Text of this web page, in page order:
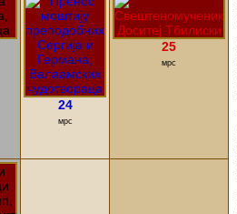
24
мрс
25
мрс